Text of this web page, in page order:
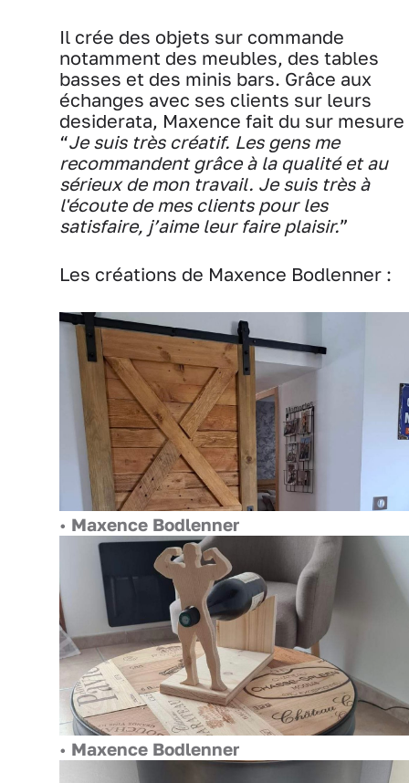
Il crée des objets sur commande
notamment des meubles, des tables
basses et des minis bars. Grâce aux
échanges avec ses clients sur leurs
desiderata, Maxence fait du sur mesure
“Je suis très créatif. Les gens me
recommandent grâce à la qualité et au
sérieux de mon travail. Je suis très à
l'écoute de mes clients pour les
satisfaire, j’aime leur faire plaisir.”
Les créations de Maxence Bodlenner :
• Maxence Bodlenner
• Maxence Bodlenner